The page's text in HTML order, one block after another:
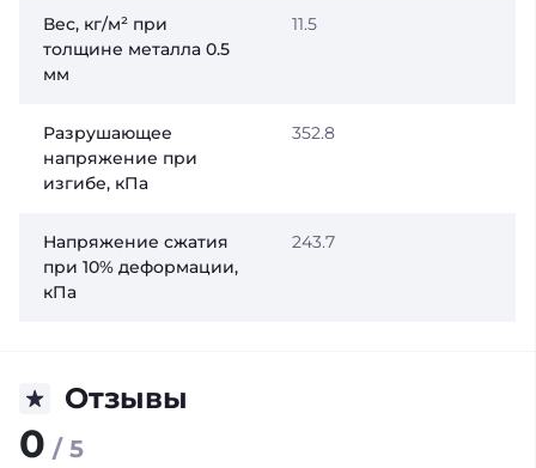
Вес, кг/м² при
толщине металла 0.5
мм
11.5
Разрушающее
напряжение при
изгибе, кПа
352.8
Напряжение сжатия
при 10% деформации,
кПа
243.7
Отзывы
0 / 5